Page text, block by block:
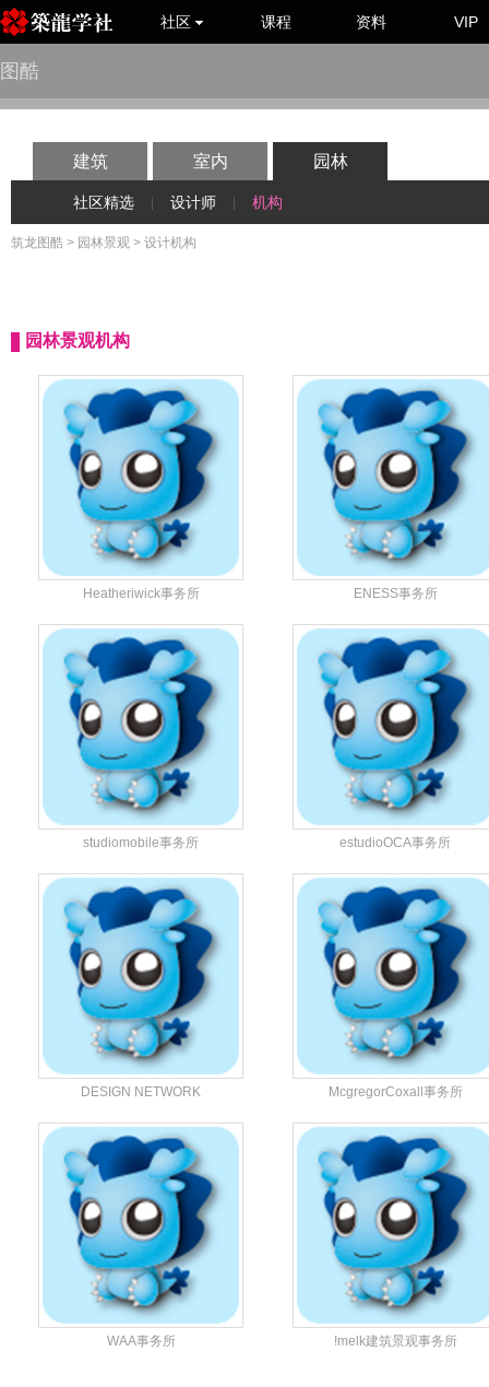
社区 课程 资料 VIP
图酷
建筑 室内 园林
社区精选 设计师 机构
筑龙图酷 > 园林景观 > 设计机构
园林景观机构
Heatheriwick事务所 ENESS事务所
studiomobile事务所 estudioOCA事务所
DESIGN NETWORK
+ASSOCIATES事务所
McgregorCoxall事务所
WAA事务所 !melk建筑景观事务所